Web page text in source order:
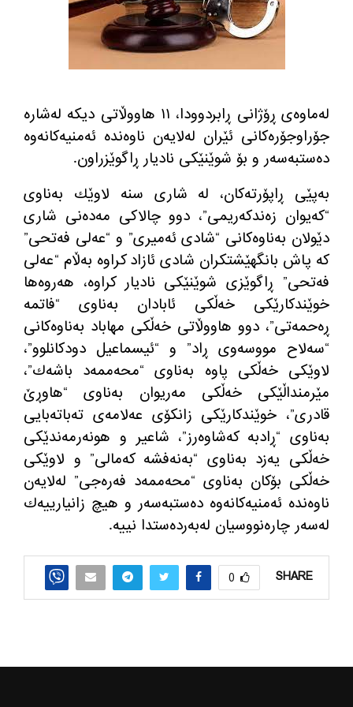
له‌ماوه‌ی ڕۆژانی ڕابردوودا، ١١ هاووڵاتی دیكه‌ له‌شاره‌
جۆراوجۆره‌كانی ئێران له‌لایه‌ن ناوه‌نده‌ ئه‌منیه‌كانه‌وه‌
ده‌ستبه‌سه‌ر و بۆ شوێنێكی نادیار ڕاگوێزراون.
به‌پێی ڕاپۆرته‌كان، له‌ شاری سنه‌ لاوێك به‌ناوی
“كه‌یوان زه‌ندكه‌ریمی”، دوو چالاكی مه‌ده‌نی شاری
دێولان به‌ناوه‌كانی “شادی ئه‌میری” و “عه‌لی فه‌تحی”
كه‌ پاش بانگهێشتكران شادی ئازاد كراوه‌ به‌ڵام “عه‌لی
فه‌تحی” ڕاگوێزی شوێنێكی نادیار كراوه‌، هه‌روه‌ها
خوێندكارێكی خه‌ڵكی ئابادان به‌ناوی “فاتمه‌
ڕه‌حمه‌تی”، دوو هاووڵاتی خه‌ڵكی مهاباد به‌ناوه‌كانی
“سه‌لاح مووسه‌وی ڕاد” و “ئیسماعیل دودكانلوو”،
لاوێكی خه‌ڵكی پاوه‌ به‌ناوی “محه‌ممه‌د باشه‌ك”،
مێرمنداڵێكی خه‌ڵكی مه‌ریوان به‌ناوی “هاوڕێ
قادری”، خوێندكارێكی زانكۆی عه‌لامه‌ی ته‌باته‌بایی
به‌ناوی “ڕادبه‌ كه‌شاوه‌رز”، شاعیر و هونه‌رمه‌ندێكی
خه‌ڵكی یه‌زد به‌ناوی “به‌نه‌فشه‌ كه‌مالی” و لاوێكی
خه‌ڵكی بۆكان به‌ناوی “محه‌ممه‌د فه‌ره‌جی” له‌لایه‌ن
ناوه‌نده‌ ئه‌منیه‌كانه‌وه‌ ده‌ستبه‌سه‌ر و هیچ زانیارییه‌ك
له‌سه‌ر چاره‌نووسیان له‌به‌رده‌ستدا نییه.
SHARE
0